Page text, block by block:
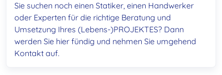
Sie suchen noch einen Statiker, einen Handwerker
oder Experten für die richtige Beratung und
Umsetzung Ihres (Lebens-)PROJEKTES? Dann
werden Sie hier fündig und nehmen Sie umgehend
Kontakt auf.